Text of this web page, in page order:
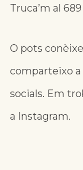
Truca’m al 689
O pots
comparteixo a
socials. Em
a Instagram.